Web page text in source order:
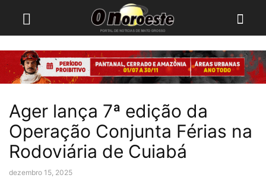
Ager lança 7ª edição da
Operação Conjunta Férias na
Rodoviária de Cuiabá
dezembro 15, 2025